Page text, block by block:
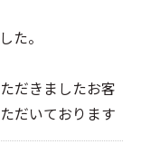
た。
だきましたお客
だいております